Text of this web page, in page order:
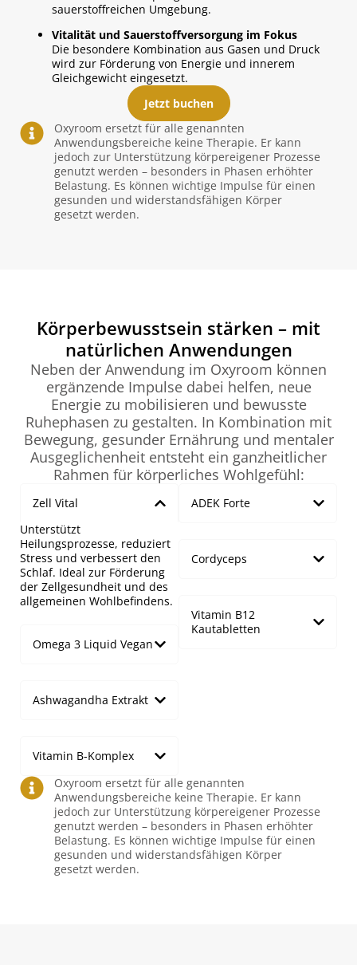
sauerstoffreichen Umgebung.
Vitalität und Sauerstoffversorgung im Fokus
Die besondere Kombination aus Gasen und Druck
wird zur Förderung von Energie und innerem
Gleichgewicht eingesetzt.
Jetzt buchen
Oxyroom ersetzt für alle genannten
Anwendungsbereiche keine Therapie. Er kann
jedoch zur Unterstützung körpereigener Prozesse
genutzt werden – besonders in Phasen erhöhter
Belastung. Es können wichtige Impulse für einen
gesunden und widerstandsfähigen Körper
gesetzt werden.
Körperbewusstsein stärken – mit
natürlichen Anwendungen
Neben der Anwendung im Oxyroom können
ergänzende Impulse dabei helfen, neue
Energie zu mobilisieren und bewusste
Ruhephasen zu gestalten. In Kombination mit
Bewegung, gesunder Ernährung und mentaler
Ausgeglichenheit entsteht ein ganzheitlicher
Rahmen für körperliches Wohlgefühl:
Zell Vital
Unterstützt
Heilungsprozesse, reduziert
Stress und verbessert den
Schlaf. Ideal zur Förderung
der Zellgesundheit und des
allgemeinen Wohlbefindens.
Omega 3 Liquid Vegan
Ashwagandha Extrakt
Vitamin B-Komplex
ADEK Forte
Cordyceps
Vitamin B12
Kautabletten
Oxyroom ersetzt für alle genannten
Anwendungsbereiche keine Therapie. Er kann
jedoch zur Unterstützung körpereigener Prozesse
genutzt werden – besonders in Phasen erhöhter
Belastung. Es können wichtige Impulse für einen
gesunden und widerstandsfähigen Körper
gesetzt werden.